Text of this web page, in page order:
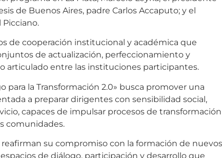
de Buenos Aires, padre Carlos Accaputo; y el
de cooperación institucional y académica que
de actualización, perfeccionamiento y
articulado entre las instituciones participantes.
para la Transformación 2.0» busca promover una
a preparar dirigentes con sensibilidad social,
capaces de impulsar procesos de transformación
comunidades.
su compromiso con la formación de nuevos
de diálogo, participación y desarrollo que